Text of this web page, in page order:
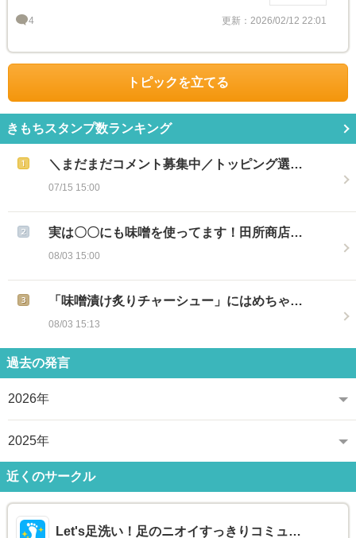
4 更新：2026/02/12 22:01
トピックを立てる
きもちスタンプ数ランキング
＼まだまだコメント募集中／トッピング選…
07/15 15:00
実は〇〇にも味噌を使ってます！田所商店…
08/03 15:00
「味噌漬け炙りチャーシュー」にはめちゃ…
08/03 15:13
過去の発言
2026年
2025年
近くのサークル
Let's足洗い！足のニオイすっきりコミュ…